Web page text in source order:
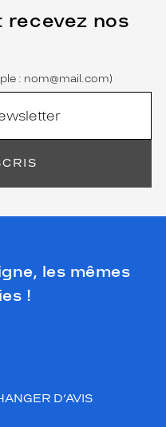
recevez nos
: nom@mail.com)
les mêmes
!
D’AVIS